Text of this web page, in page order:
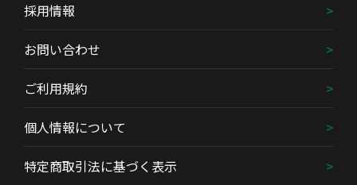
採用情報
お問い合わせ
ご利用規約
個人情報について
特定商取引法に基づく表示